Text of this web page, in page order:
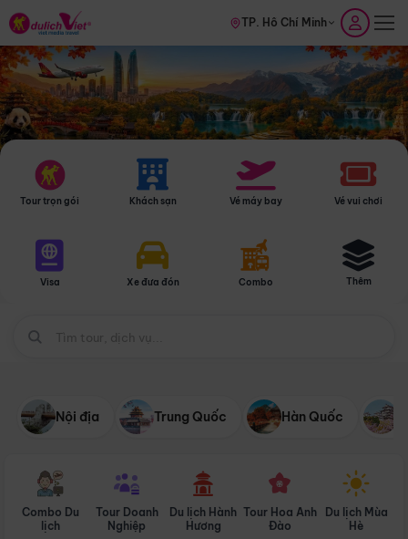
TP. Hồ Chí Minh
Tour trọn gói Khách sạn Vé máy bay Vé vui chơi
Visa Xe đưa đón Combo Thêm
Nội địa Trung Quốc Hàn Quốc
Combo Du
lịch
Tour Doanh
Nghiệp
Du lịch Hành
Hương
Tour Hoa Anh
Đào
Du lịch Mùa
Hè